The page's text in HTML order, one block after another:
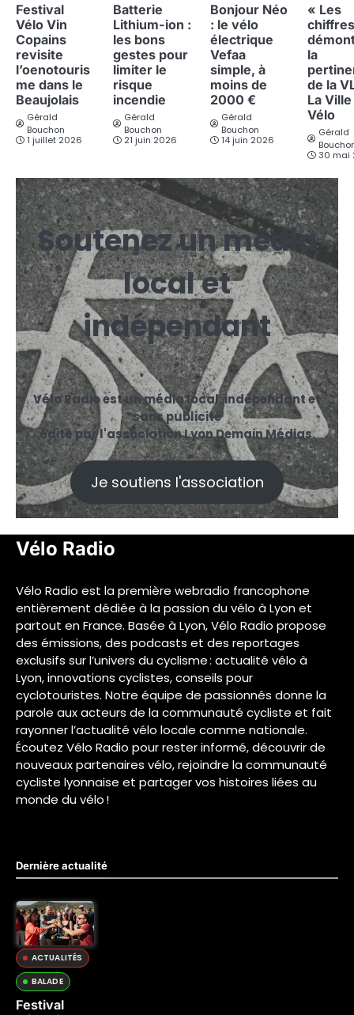
Festival
Vélo Vin
Copains
revisite
l’oenotouris
me dans le
Beaujolais
Gérald
Bouchon
1 juillet 2026
Batterie
Lithium-ion :
les bons
gestes pour
limiter le
risque
incendie
Gérald
Bouchon
21 juin 2026
Bonjour Néo
: le vélo
électrique
Vefaa
simple, à
moins de
2000 €
Gérald
Bouchon
14 juin 2026
« Les
chiffres
la
de la
La Ville
Vélo
Gérald
30 mai
Soutenez un média
local et
indépendant
Vélo Radio est un média local, indépendant et
sans publicité
édité par l'association Lyon Demain Médias.
Je soutiens l'association
Vélo Radio
Vélo Radio est la première webradio francophone
entièrement dédiée à la passion du vélo à Lyon et
partout en France. Basée à Lyon, Vélo Radio propose
des émissions, des podcasts et des reportages
exclusifs sur l’univers du cyclisme : actualité vélo à
Lyon, innovations cyclistes, conseils pour
cyclotouristes. Notre équipe de passionnés donne la
parole aux acteurs de la communauté cycliste et fait
rayonner l’actualité vélo locale comme nationale.
Écoutez Vélo Radio pour rester informé, découvrir de
nouveaux partenaires vélo, rejoindre la communauté
cycliste lyonnaise et partager vos histoires liées au
monde du vélo !
Dernière actualité
ACTUALITÉS
BALADE
Festival